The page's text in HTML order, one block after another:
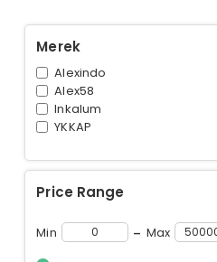
Merek
Alexindo
Alex58
Inkalum
YKKAP
Price Range
Min - Max